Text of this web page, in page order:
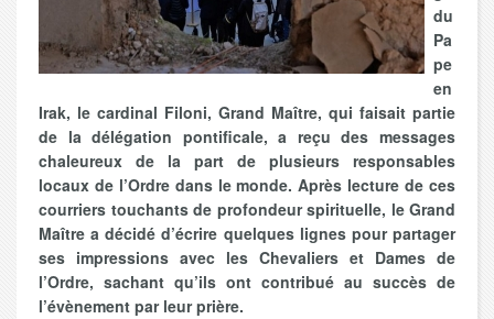
du
Pa
pe
en
Irak, le cardinal Filoni, Grand Maître, qui faisait partie
de la délégation pontificale, a reçu des messages
chaleureux de la part de plusieurs responsables
locaux de l’Ordre dans le monde. Après lecture de ces
courriers touchants de profondeur spirituelle, le Grand
Maître a décidé d’écrire quelques lignes pour partager
ses impressions avec les Chevaliers et Dames de
l’Ordre, sachant qu’ils ont contribué au succès de
l’évènement par leur prière.